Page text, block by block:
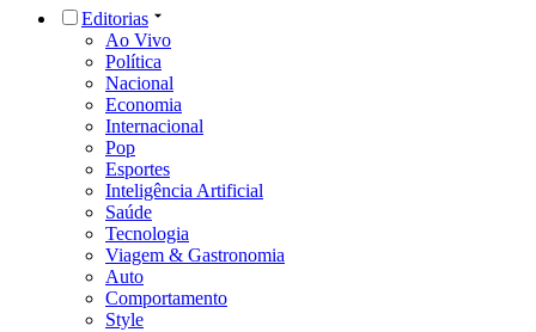
Editorias
Ao Vivo
Política
Nacional
Economia
Internacional
Pop
Esportes
Inteligência Artificial
Saúde
Tecnologia
Viagem & Gastronomia
Auto
Comportamento
Style